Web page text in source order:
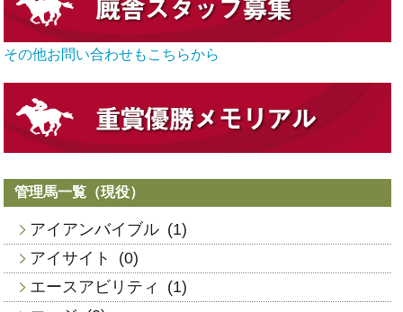
その他お問い合わせもこちらから
管理馬一覧（現役）
アイアンバイブル (1)
アイサイト
(0)
エースアビリティ
(1)